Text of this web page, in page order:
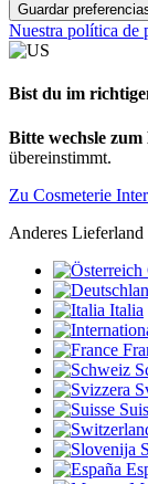
Guardar
Nuestra política de
Bist du im
Bitte wechsle
übereinstimmt.
Zu Cosmeterie
Anderes Lieferland
Italia